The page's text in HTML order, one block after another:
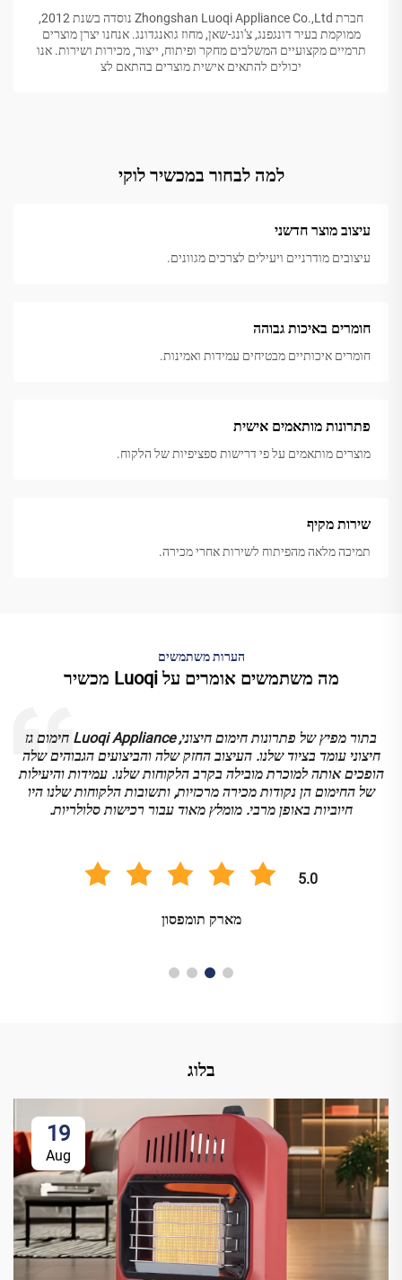
חברת Zhongshan Luoqi Appliance Co.,Ltd נוסדה בשנת 2012,
ממוקמת בעיר דונגפנג, צ'ונג-שאן, מחוז גואנגדונג. אנחנו יצרן מוצרים
תרמיים מקצועיים המשלבים מחקר ופיתוח, ייצור, מכירות ושירות. אנו
יכולים להתאים אישית מוצרים בהתאם לצ
למה לבחור במכשיר לוקי
עיצוב מוצר חדשני
עיצובים מודרניים ויעילים לצרכים מגוונים.
חומרים באיכות גבוהה
חומרים איכותיים מבטיחים עמידות ואמינות.
פתרונות מותאמים אישית
מוצרים מותאמים על פי דרישות ספציפיות של הלקוח.
שירות מקיף
תמיכה מלאה מהפיתוח לשירות אחרי מכירה.
הערות משתמשים
מה משתמשים אומרים על Luoqi מכשיר
בתור מפיץ של פתרונות חימום חיצוני, Luoqi Appliance חימום גז
חיצוני עומד בציוד שלנו. העיצוב החזק שלה והביצועים הגבוהים שלה
הופכים אותה למוכרת מובילה בקרב הלקוחות שלנו. עמידות והיעילות
של החימום הן נקודות מכירה מרכזיות, ותשובות הלקוחות שלנו היו
חיוביות באופן מרבי. מומלץ מאוד עבור רכישות סלולריות.
5.0
מארק תומפסון
בלוג
19
Aug